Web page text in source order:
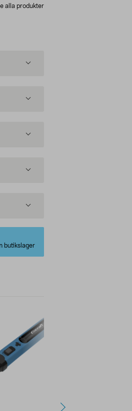
alla produkter
butikslager